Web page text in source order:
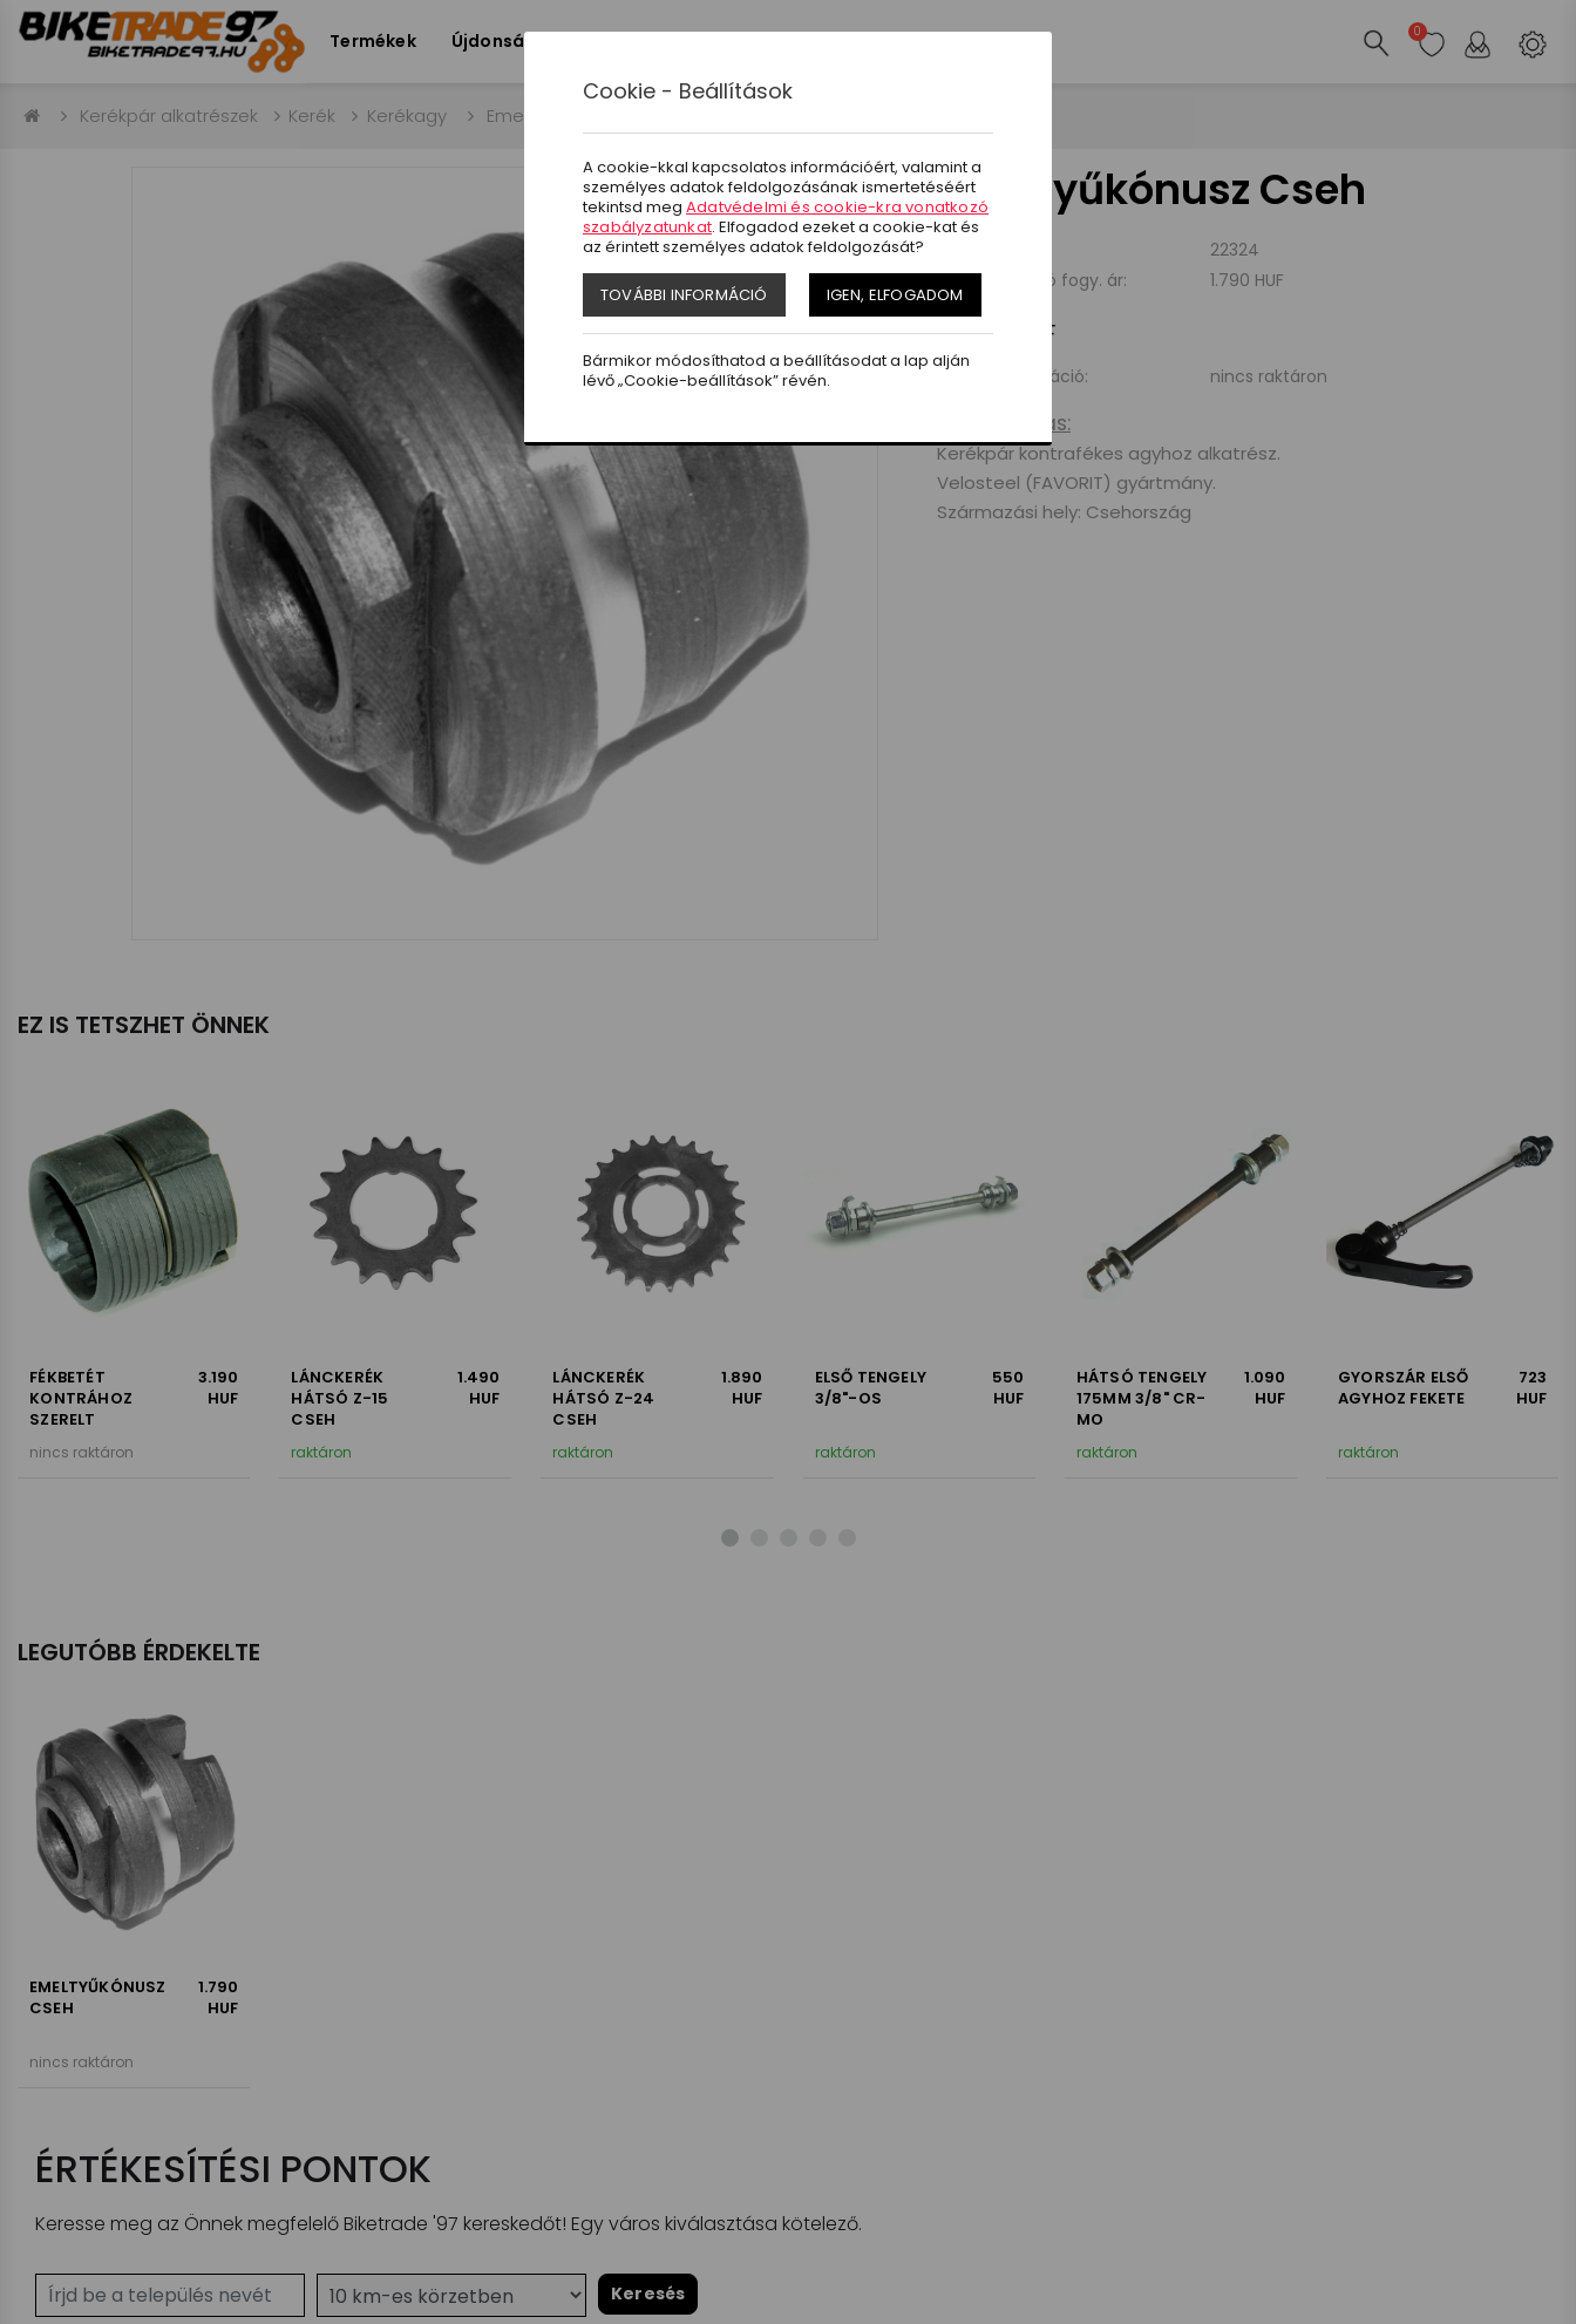
Cookie - Beállítások
A cookie-kkal kapcsolatos információért, valamint a
személyes adatok feldolgozásának ismertetéséért
tekintsd meg Adatvédelmi és cookie-kra vonatkozó
szabályzatunkat. Elfogadod ezeket a cookie-kat és
az érintett személyes adatok feldolgozását?
TOVÁBBI INFORMÁCIÓ IGEN, ELFOGADOM
Bármikor módosíthatod a beállításodat a lap alján
lévő „Cookie-beállítások” révén.
Termékek Újdonságok 0
Kerékpár alkatrészek Kerék Kerékagy Emeltyűkónusz Cseh
Emeltyűkónusz Cseh
22324
Ajánlott bruttó fogy. ár:
1.790 HUF
1.790 HUF
Készletinformáció: nincs raktáron
Termékleírás:
Kerékpár kontrafékes agyhoz alkatrész.
Velosteel (FAVORIT) gyártmány.
Származási hely: Csehország
EZ IS TETSZHET ÖNNEK
FÉKBETÉT
KONTRÁHOZ
SZERELT
3.190
HUF
nincs raktáron
LÁNCKERÉK
HÁTSÓ Z-15
CSEH
1.490
HUF
raktáron
LÁNCKERÉK
HÁTSÓ Z-24
CSEH
1.890
HUF
raktáron
ELSŐ TENGELY
3/8"-OS
550
HUF
raktáron
HÁTSÓ TENGELY
175MM 3/8" CR-
MO
1.090
HUF
raktáron
GYORSZÁR ELSŐ
AGYHOZ FEKETE
723
HUF
raktáron
LEGUTÓBB ÉRDEKELTE
EMELTYŰKÓNUSZ
CSEH
1.790
HUF
nincs raktáron
ÉRTÉKESÍTÉSI PONTOK
Keresse meg az Önnek megfelelő Biketrade '97 kereskedőt! Egy város kiválasztása kötelező.
Keresés